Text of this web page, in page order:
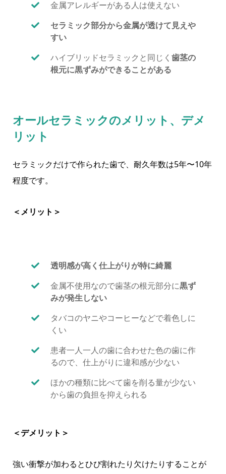
金属アレルギーがある人は使えない
セラミック部分から金属が透けて見えや
すい
ハイブリッドセラミックと同じく 歯茎の
根元に黒ずみができることがある
オールセラミックのメリット、デメ
リット
セラミックだけで作られた歯で、耐久年数は5年〜10年
程度です。
＜メリット＞
透明感が高く仕上がりが特に綺麗
金属不使用なので歯茎の根元部分に黒ず
みが発生しない
タバコのヤニやコーヒーなどで着色しに
くい
患者一人一人の歯に合わせた色の歯に作
るので、仕上がりに違和感が少ない
ほかの種類に比べて歯を削る量が少ない
から歯の負担を抑えられる
＜デメリット＞
強い衝撃が加わるとひび割れたり欠けたりすることが